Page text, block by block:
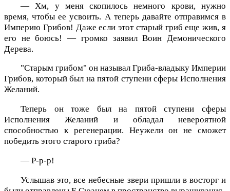
— Хм, у меня скопилось немного крови, нужно
время, чтобы ее усвоить. А теперь давайте отправимся в
Империю Грибов! Даже если этот старый гриб еще жив, я
его не боюсь! — громко заявил Воин Демонического
Дерева.
"Старым грибом" он называл Гриба-владыку Империи
Грибов, который был на пятой ступени сферы Исполнения
Желаний.
Теперь он тоже был на пятой ступени сферы
Исполнения Желаний и обладал невероятной
способностью к регенерации. Неужели он не сможет
победить этого старого гриба?
— Р-р-р!
Услышав это, все небесные звери пришли в восторг и